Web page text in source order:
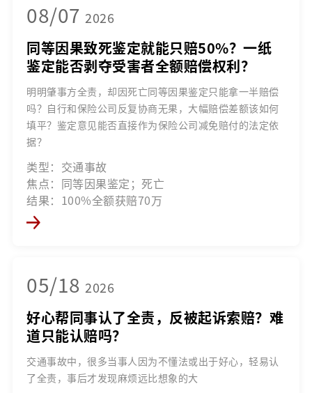
08/07 2026
同等因果致死鉴定就能只赔50%？一纸
鉴定能否剥夺受害者全额赔偿权利？
明明肇事方全责，却因死亡同等因果鉴定只能拿一半赔偿
吗？自行和保险公司反复协商无果，大幅赔偿差额该如何
填平？鉴定意见能否直接作为保险公司减免赔付的法定依
据？
类型：交通事故
焦点：同等因果鉴定；死亡
结果：100%全额获赔70万
05/18 2026
好心帮同事认了全责，反被起诉索赔？难
道只能认赔吗？
交通事故中，很多当事人因为不懂法或出于好心，轻易认
了全责，事后才发现麻烦远比想象的大